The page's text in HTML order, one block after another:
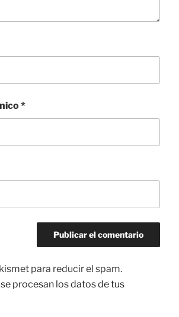
*
para reducir el spam.
procesan los datos de tus